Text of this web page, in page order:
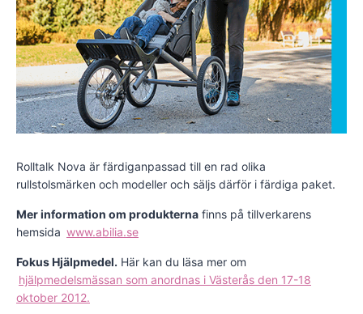
Rolltalk Nova är färdiganpassad till en rad olika
rullstolsmärken och modeller och säljs därför i färdiga paket.
Mer information om produkterna finns på tillverkarens
hemsida www.abilia.se
Fokus Hjälpmedel. Här kan du läsa mer om
hjälpmedelsmässan som anordnas i Västerås den 17-18
oktober 2012.